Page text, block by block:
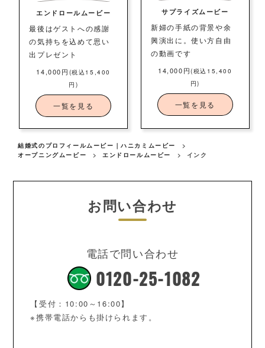
エンドロールムービー
最後はゲストへの感謝
の気持ちを込めて思い
出プレゼント
14,000円 (税込15,400
円)
一覧を見る
サプライズムービー
新婦の手紙の背景や余
興演出に。使い方自由
の動画です
14,000円(税込15,400
円)
一覧を見る
結婚式のプロフィールムービー｜ハニカミムービー
>
オープニングムービー
> エンドロールムービー > インク
お問い合わせ
電話で問い合わせ
0120-25-1082
【受付：10:00～16:00】
※携帯電話からも掛けられます。